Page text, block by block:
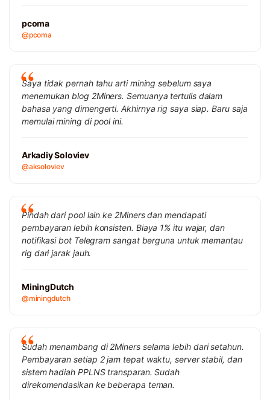
pcoma
@pcoma
Saya tidak pernah tahu arti mining sebelum saya
menemukan blog 2Miners. Semuanya tertulis dalam
bahasa yang dimengerti. Akhirnya rig saya siap. Baru saja
memulai mining di pool ini.
Arkadiy Soloviev
@aksoloviev
Pindah dari pool lain ke 2Miners dan mendapati
pembayaran lebih konsisten. Biaya 1% itu wajar, dan
notifikasi bot Telegram sangat berguna untuk memantau
rig dari jarak jauh.
MiningDutch
@miningdutch
Sudah menambang di 2Miners selama lebih dari setahun.
Pembayaran setiap 2 jam tepat waktu, server stabil, dan
sistem hadiah PPLNS transparan. Sudah
direkomendasikan ke beberapa teman.